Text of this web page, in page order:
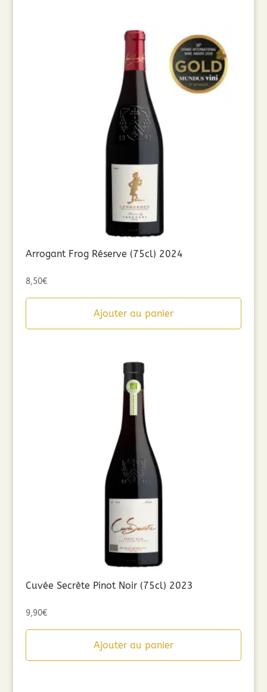
Arrogant Frog Réserve (75cl) 2024
8,50€
Ajouter au panier
Cuvée Secrète Pinot Noir (75cl) 2023
9,90€
Ajouter au panier